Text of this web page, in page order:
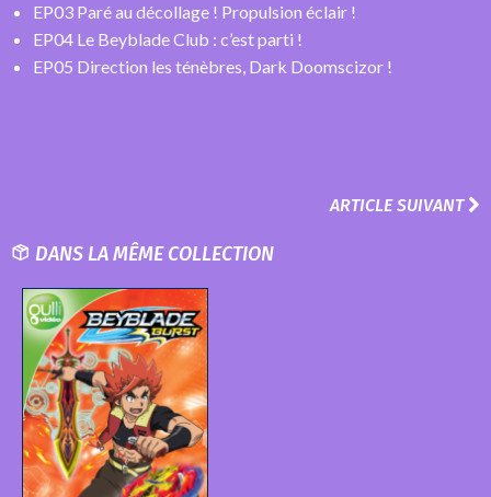
EP03 Paré au décollage ! Propulsion éclair !
EP04 Le Beyblade Club : c’est parti !
EP05 Direction les ténèbres, Dark Doomscizor !
ARTICLE SUIVANT
DANS LA MÊME COLLECTION